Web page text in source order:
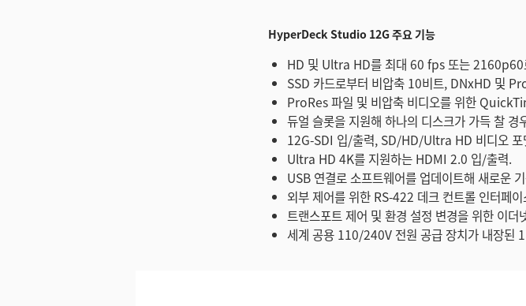
HyperDeck Studio 12G 주요 기능
HD 및 Ultra HD를 최대 60 fps 또는 2160p60
SSD 카드로부터 비압축 10비트, DNxHD 및
ProRes 파일 및 비압축 비디오를 위한
듀얼 슬롯을 지원해 하나의 디스크가 가득 찰
12G-SDI 입/출력, SD/HD/Ultra HD 비디오 포
Ultra HD 4K를 지원하는 HDMI 2.0 입/출력.
USB 연결로 소프트웨어를 업데이트해 새로운
외부 제어를 위한 RS-422 데크 컨트롤 인터페이
트랜스포트 제어 및 환경 설정 변경을 위한 이더
세계 공용 110/240V 전원 공급 장치가 내장된